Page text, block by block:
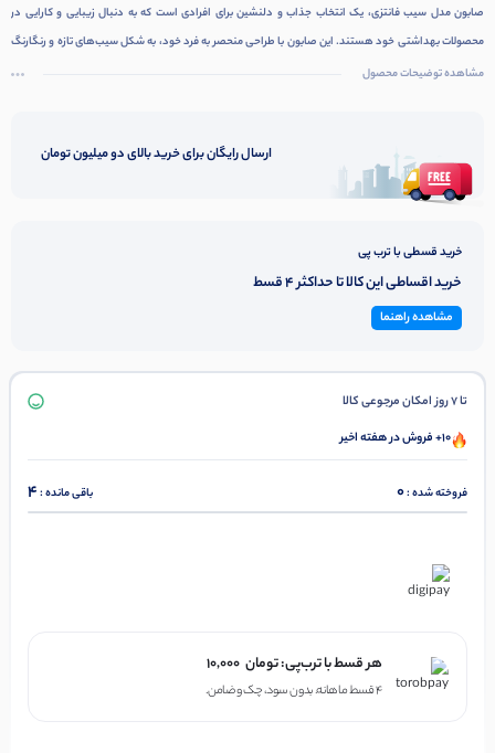
صابون مدل سیب فانتزی، یک انتخاب جذاب و دلنشین برای افرادی است که به دنبال زیبایی و کارایی در
محصولات بهداشتی خود هستند. این صابون با طراحی منحصر به فرد خود، به شکل سیب‌های تازه و رنگارنگ
ساخته شده است که نه تنها به عنوان یک محصول بهداشتی، بلکه به عنوان یک دکوری زیبا نیز عمل می‌کند.
مشاهده توضیحات محصول
ارسال رایگان برای خرید بالای دو میلیون تومان
خرید قسطی با ترب پی
خرید اقساطی این کالا تا حداکثر 4 قسط
مشاهده راهنما
تا 7 روز امکان مرجوعی کالا
10+ فروش در هفته اخیر
فروخته شده :0 باقی مانده :4
هر قسط با ترب‌پی: 10,000 تومان
۴ قسط ماهانه. بدون سود، چک و ضامن.